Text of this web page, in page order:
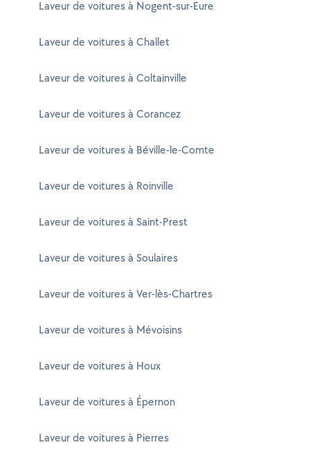
Laveur de voitures à Nogent-sur-Eure
Laveur de voitures à Challet
Laveur de voitures à Coltainville
Laveur de voitures à Corancez
Laveur de voitures à Béville-le-Comte
Laveur de voitures à Roinville
Laveur de voitures à Saint-Prest
Laveur de voitures à Soulaires
Laveur de voitures à Ver-lès-Chartres
Laveur de voitures à Mévoisins
Laveur de voitures à Houx
Laveur de voitures à Épernon
Laveur de voitures à Pierres